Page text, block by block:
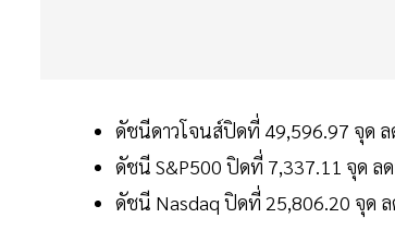
ดัชนีดาวโจนส์ปิดที่ 49,596.97 จุด
ดัชนี S&P500 ปิดที่ 7,337.11 จุด ล
ดัชนี Nasdaq ปิดที่ 25,806.20 จุด